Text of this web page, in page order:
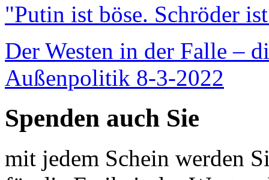
"Putin ist böse. Schröder
Der Westen in der Falle –
Außenpolitik 8-3-2022
Spenden auch Sie
mit jedem Schein werden